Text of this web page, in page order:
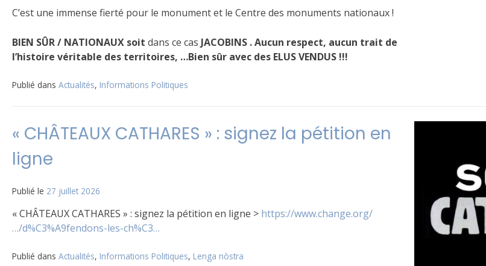
C’est une immense fierté pour le monument et le Centre des monuments nationaux !
BIEN SÛR / NATIONAUX soit dans ce cas JACOBINS . Aucun respect, aucun trait de
l’histoire véritable des territoires, …Bien sûr avec des ELUS VENDUS !!!
Publié dans Actualités, Informations Politiques
« CHÂTEAUX CATHARES » : signez la pétition en
ligne
Publié le 27 juillet 2026
« CHÂTEAUX CATHARES » : signez la pétition en ligne > https://www.change.org/
…/d%C3%A9fendons-les-ch%C3…
Publié dans Actualités, Informations Politiques, Lenga nòstra